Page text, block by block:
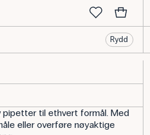
Rydd
pipetter til ethvert formål. Med
eller overføre nøyaktige